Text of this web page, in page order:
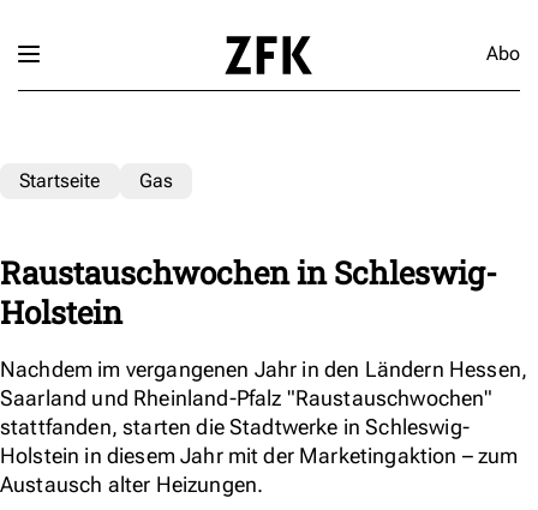
Abo
Startseite Gas
Raustauschwochen in Schleswig-
Holstein
Nachdem im vergangenen Jahr in den Ländern Hessen,
Saarland und Rheinland-Pfalz "Raustauschwochen"
stattfanden, starten die Stadtwerke in Schleswig-
Holstein in diesem Jahr mit der Marketingaktion – zum
Austausch alter Heizungen.